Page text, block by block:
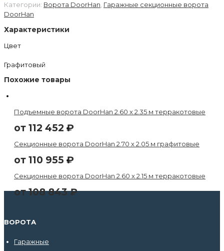
Категории: Ворота DoorHan Гаражные секционные ворота
DoorHan
Характеристики
Цвет
Графитовый
Похожие товары
Подъемные ворота DoorHan 2.60 х 2.35 м терракотовые
от 112 452 ₽
Секционные ворота DoorHan 2.70 х 2.05 м графитовые
от 110 955 ₽
Секционные ворота DoorHan 2.60 х 2.15 м терракотовые
от108 843₽
ВОРОТА
Гаражные